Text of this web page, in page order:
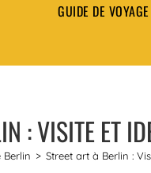
GUIDE DE VOYAGE
: VISITE ET
Berlin > Street art à Berlin :